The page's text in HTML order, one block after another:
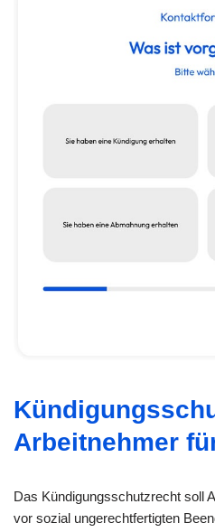
Arbeitnehmer
Das Kündigungsschutzrecht soll
vor sozial ungerechtfertigten